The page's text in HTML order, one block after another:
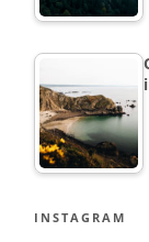
INSTAGRAM